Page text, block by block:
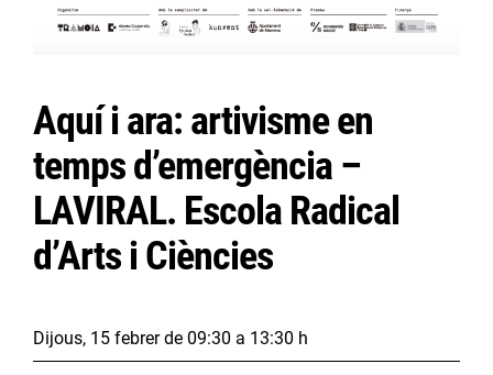
Aquí i ara: artivisme en
temps d’emergència –
LAVIRAL. Escola Radical
d’Arts i Ciències
Dijous, 15 febrerde 09:30 a 13:30 h